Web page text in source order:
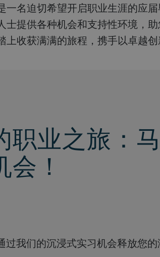
提供各种机会和支持性环境，
收获满满的旅程，携手以卓越
职业之旅：
！
通过我们的沉浸式实习机会释放您的